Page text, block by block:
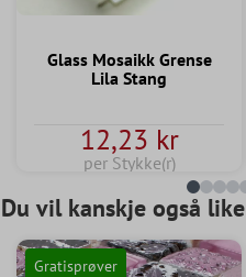
Glass Mosaikk Grense
Lila Stang
12,23 kr
per Stykke(r)
Du vil kanskje også like
Gratisprøver